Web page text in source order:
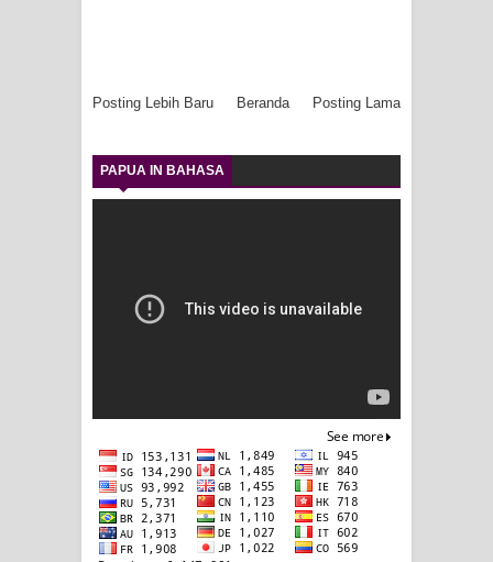
Posting Lebih Baru Posting Lama
Beranda
PAPUA IN BAHASA